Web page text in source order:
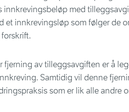
innkrevingsbeløp med
et innkrevingsløp som følger de
fjerning av tilleggsavgiften er å
Samtidig vil denne
som er lik alle andre